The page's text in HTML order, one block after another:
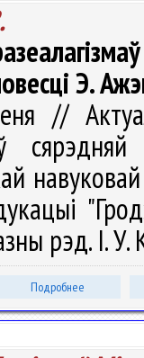
Э.
//
ў
рэд. І.
Подробнее